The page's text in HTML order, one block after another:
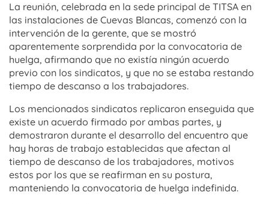
La reunión, celebrada en la sede principal de TITSA en
las instalaciones de Cuevas Blancas, comenzó con la
intervención de la gerente, que se mostró
aparentemente sorprendida por la convocatoria de
huelga, afirmando que no existía ningún acuerdo
previo con los sindicatos, y que no se estaba restando
tiempo de descanso a los trabajadores.
Los mencionados sindicatos replicaron enseguida que
existe un acuerdo firmado por ambas partes, y
demostraron durante el desarrollo del encuentro que
hay horas de trabajo establecidas que afectan al
tiempo de descanso de los trabajadores, motivos
estos por los que se reafirman en su postura,
manteniendo la convocatoria de huelga indefinida.